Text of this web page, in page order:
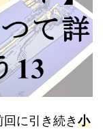
に引き続き小